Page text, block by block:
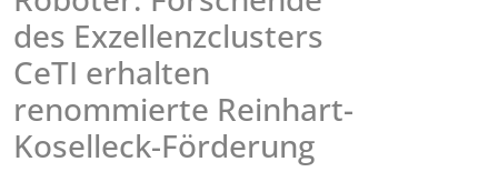
des Exzellenzclusters
CeTI erhalten
renommierte Reinhart-
Koselleck-Förderung